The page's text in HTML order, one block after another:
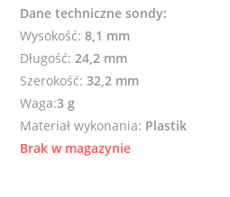
Dane techniczne sondy:
Wysokość:8,1 mm
Długość:24,2 mm
Szerokość:32,2 mm
Waga:3 g
Materiał wykonania: Plastik
Brak w magazynie